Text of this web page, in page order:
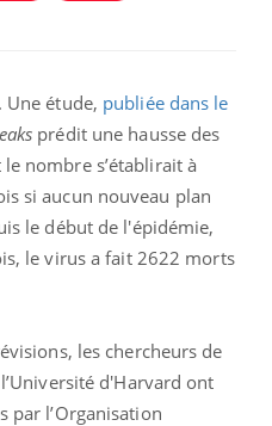
Une étude, publiée dans le
prédit une hausse des
nombre s’établirait à
si aucun nouveau plan
le début de l'épidémie,
le virus a fait 2622 morts
les chercheurs de
d'Harvard ont
par l’Organisation